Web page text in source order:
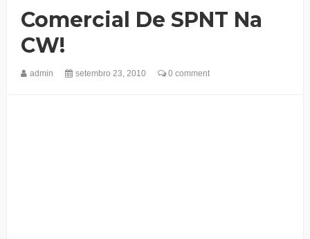
Comercial De SPNT Na
CW!
admin setembro 23, 2010 0 comment